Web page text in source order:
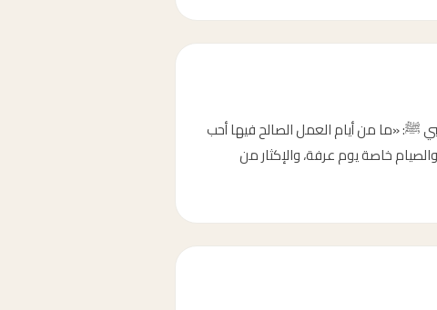
الأحد 17 مايو 2026، الموافق أول ذي الحجة 1447 هجري. قال النبي ﷺ: «ما من أيام العمل الصالح فيها أحب
خاصة يوم عرفة، والإكثار من